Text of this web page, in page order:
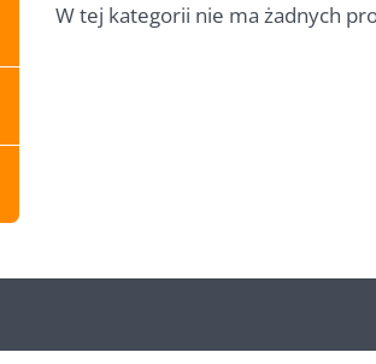
W tej kategorii nie ma żadnych